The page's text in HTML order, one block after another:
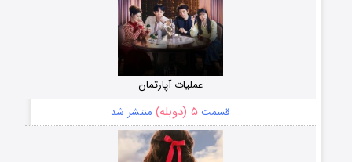
عملیات آپارتمان
قسمت ۵ (دوبله) منتشر شد